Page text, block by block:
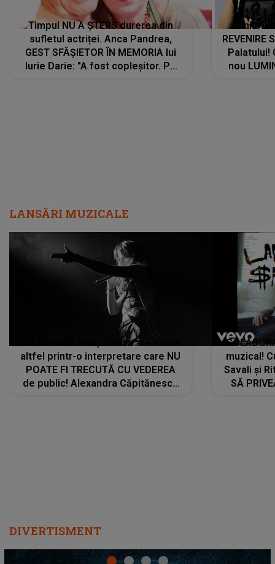
Timpul NU A ȘTERS durerea din
sufletul actriței. Anca Pandrea,
GEST SFÂȘIETOR ÎN MEMORIA lui
Iurie Darie: "A fost copleșitor. Pe
Tania
REVENIRE
Palatului!
nou
LANSĂRI MUZICALE
De această dată, "Dilaila" se simte
altfel printr-o interpretare care NU
POATE FI TRECUTĂ CU VEDEREA
de public! Alexandra Căpitănescu
muzical!
Savali și
SĂ
DIVERTISMENT